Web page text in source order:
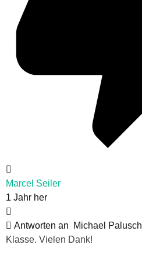
Marcel Seiler
1 Jahr her
Antworten an
Michael Palusch
Klasse. Vielen Dank!